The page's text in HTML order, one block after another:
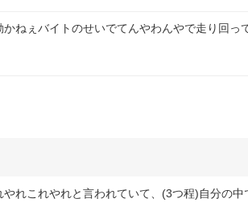
ねぇバイトのせいでてんやわんやで走り回っ
れこれやれと言われていて、(3つ程)自分の中